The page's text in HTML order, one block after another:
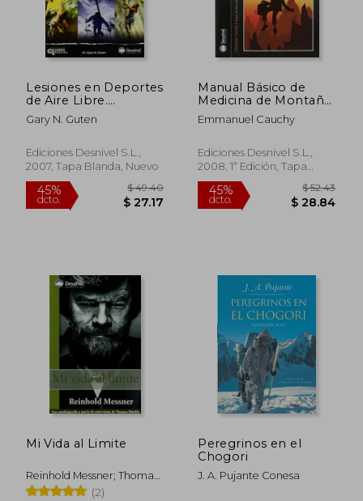
Lesiones en Deportes
de Aire Libre.
Descripción,
Prevención y
Gary N. Guten
Ediciones Desnivel S.L.,
2007, Tapa Blanda, Nuevo
45%
Manual Básico de
Medicina de Montaña:
Desde la Ampolla al
Edema Pulmonar de
Emmanuel Cauchy
Ediciones Desnivel S.L.,
2008, 1ª Edición, Tapa
Blanda, Nuevo
45%
dcto.
Mi Vida al Limite
Reinhold Messner; Thomas
Huetlin
(2)
Peregrinos en el
Chogori
J. A. Pujante Conesa